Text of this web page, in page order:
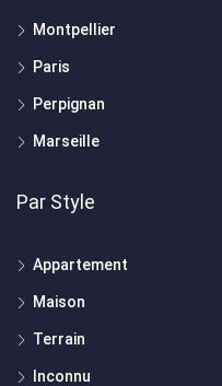
Montpellier
Paris
Perpignan
Marseille
Par Style
Appartement
Maison
Terrain
Inconnu